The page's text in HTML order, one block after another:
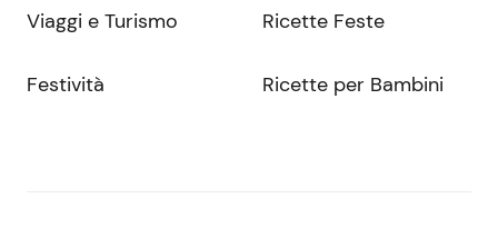
Viaggi e Turismo
Festività
Ricette Feste
Ricette per Bambini